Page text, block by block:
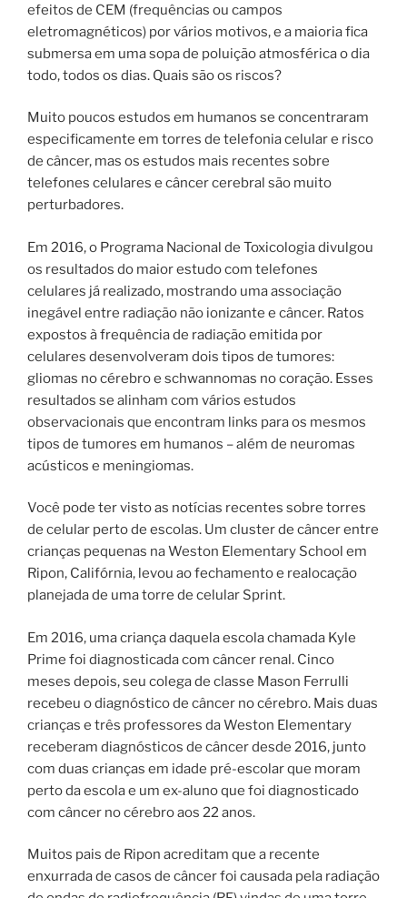
efeitos de CEM (frequências ou campos
eletromagnéticos) por vários motivos, e a maioria fica
submersa em uma sopa de poluição atmosférica o dia
todo, todos os dias. Quais são os riscos?
Muito poucos estudos em humanos se concentraram
especificamente em torres de telefonia celular e risco
de câncer, mas os estudos mais recentes sobre
telefones celulares e câncer cerebral são muito
perturbadores.
Em 2016, o Programa Nacional de Toxicologia divulgou
os resultados do maior estudo com telefones
celulares já realizado, mostrando uma associação
inegável entre radiação não ionizante e câncer. Ratos
expostos à frequência de radiação emitida por
celulares desenvolveram dois tipos de tumores:
gliomas no cérebro e schwannomas no coração. Esses
resultados se alinham com vários estudos
observacionais que encontram links para os mesmos
tipos de tumores em humanos – além de neuromas
acústicos e meningiomas.
Você pode ter visto as notícias recentes sobre torres
de celular perto de escolas. Um cluster de câncer entre
crianças pequenas na Weston Elementary School em
Ripon, Califórnia, levou ao fechamento e realocação
planejada de uma torre de celular Sprint.
Em 2016, uma criança daquela escola chamada Kyle
Prime foi diagnosticada com câncer renal. Cinco
meses depois, seu colega de classe Mason Ferrulli
recebeu o diagnóstico de câncer no cérebro. Mais duas
crianças e três professores da Weston Elementary
receberam diagnósticos de câncer desde 2016, junto
com duas crianças em idade pré-escolar que moram
perto da escola e um ex-aluno que foi diagnosticado
com câncer no cérebro aos 22 anos.
Muitos pais de Ripon acreditam que a recente
enxurrada de casos de câncer foi causada pela radiação